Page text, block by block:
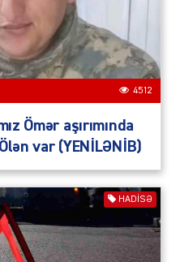
4512
Ömər aşırımında
var (YENİLƏNİB)
HADISƏ